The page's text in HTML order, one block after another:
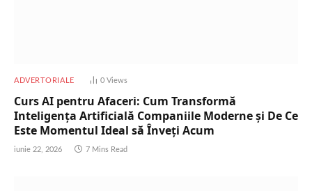
ADVERTORIALE 0 Views
Curs AI pentru Afaceri: Cum Transformă
Inteligența Artificială Companiile Moderne și De Ce
Este Momentul Ideal să Înveți Acum
iunie 22, 2026 7 Mins Read